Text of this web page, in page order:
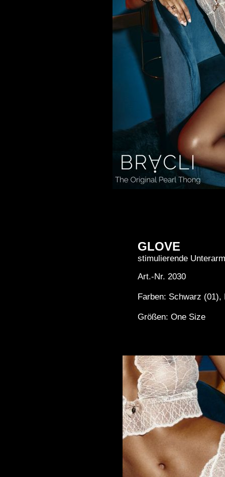
GLOVE
stimulierende
Art.-Nr. 2030
Farben: Schwarz
Größen: One Size